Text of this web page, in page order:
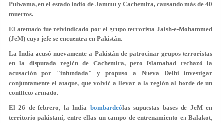
Pulwama, en el estado indio de Jammu y Cachemira, causando más de 40
muertos.
El atentado fue reivindicado por el grupo terrorista Jaish-e-Mohammed
(JeM) cuyo jefe se encuentra en Pakistán.
La India acusó nuevamente a Pakistán de patrocinar grupos terroristas
en la disputada región de Cachemira, pero Islamabad rechazó la
acusación por "infundada" y propuso a Nueva Delhi investigar
conjuntamente el ataque, que volvió a llevar a la región al borde de un
conflicto armado.
El 26 de febrero, la India bombardeólas supuestas bases de JeM en
territorio pakistaní, entre ellas un campo de entrenamiento en Balakot,